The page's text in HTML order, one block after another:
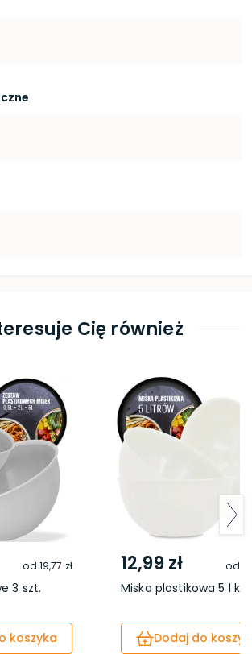
Cię również
od 19,77 zł
3 szt.
koszyka
12,99 zł od
Miska plastikowa 5 l
Dodaj do